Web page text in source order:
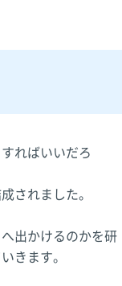
ればいいだろ
されました。
出かけるのかを研
きます。